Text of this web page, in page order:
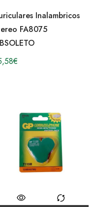
Inalambricos
FA8075
€